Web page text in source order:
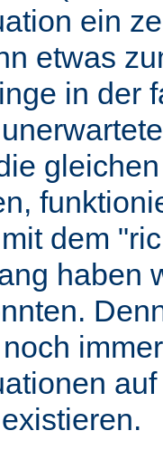
ein
etwas
in der
dem
haben
immer